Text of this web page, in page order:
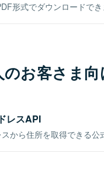
形式でダウンロードでき
お客さま向
レスAPI
から住所を取得できる公